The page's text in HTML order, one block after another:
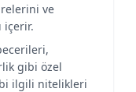
ve
içerir.
gibi özel
ilgili nitelikleri